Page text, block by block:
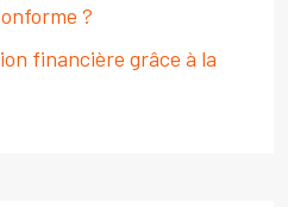
?
financière grâce à la